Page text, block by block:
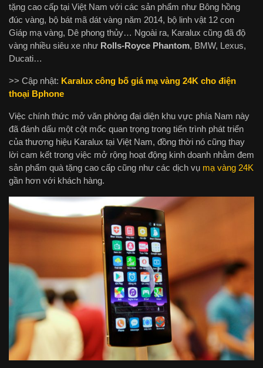
tặng cao cấp tại Việt Nam với các sản phẩm như Bông hồng
đúc vàng, bộ bát mã dát vàng năm 2014, bộ linh vật 12 con
Giáp mạ vàng, Dê phong thủy… Ngoài ra, Karalux cũng đã độ
vàng nhiều siêu xe như Rolls-Royce Phantom, BMW, Lexus,
Ducati…
>> Cập nhật: Karalux công bố giá mạ vàng 24K cho điện
thoại Bphone
Việc chính thức mở văn phòng đại diện khu vực phía Nam này
đã đánh dấu một cột mốc quan trọng trong tiến trình phát triển
của thương hiệu Karalux tại Việt Nam, đồng thời nó cũng thay
lời cam kết trong việc mở rộng hoạt động kinh doanh nhằm đem
sản phẩm quà tặng cao cấp cũng như các dịch vụ mạ vàng 24K
gần hơn với khách hàng.